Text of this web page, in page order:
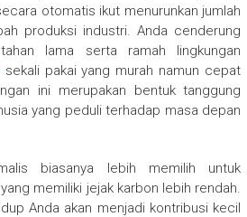
otomatis ikut menurunkan jumlah
produksi industri. Anda cenderung
lama serta ramah lingkungan
sekali pakai yang murah namun cepat
ini merupakan bentuk tanggung
yang peduli terhadap masa depan
biasanya lebih memilih untuk
memiliki jejak karbon lebih rendah.
Anda akan menjadi kontribusi kecil